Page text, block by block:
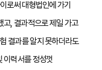
로써 대형법인에 가기
고, 결과적으로 제일 가고
결과를 알지 못하더라도
이력서를 정성껏